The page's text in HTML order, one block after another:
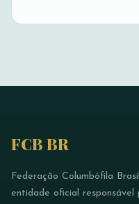
FCB BR
Federação Columbófila
entidade oficial responsável